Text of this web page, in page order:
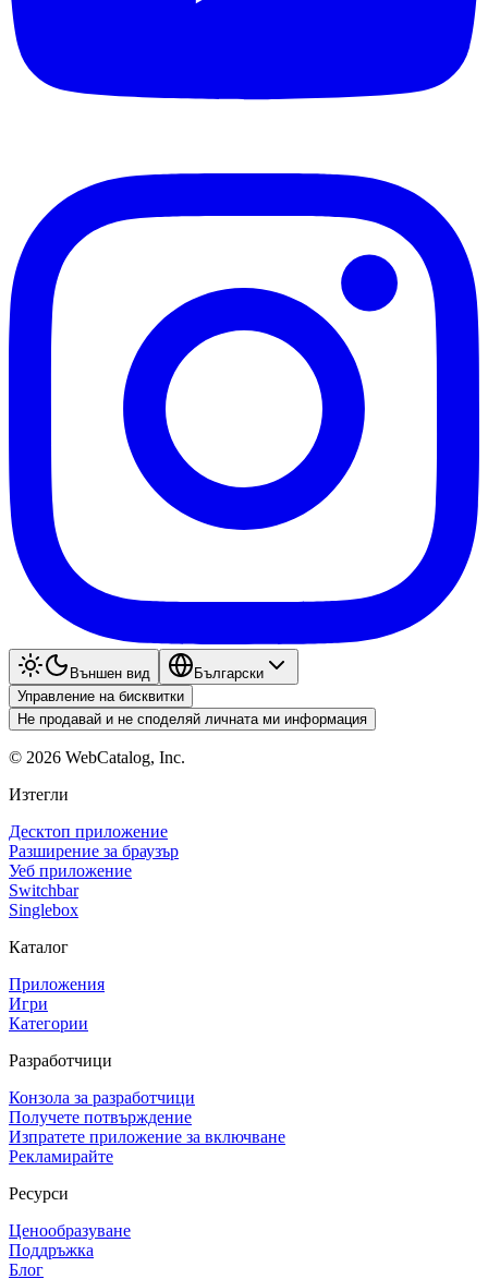
Външен вид
Български
Управление на бисквитки
Не продавай и не споделяй личната ми информация
© 2026 WebCatalog, Inc.
Изтегли
Десктоп приложение
Разширение за браузър
Уеб приложение
Switchbar
Singlebox
Каталог
Приложения
Игри
Категории
Разработчици
Конзола за разработчици
Получете потвърждение
Изпратете приложение за включване
Рекламирайте
Ресурси
Ценообразуване
Поддръжка
Блог